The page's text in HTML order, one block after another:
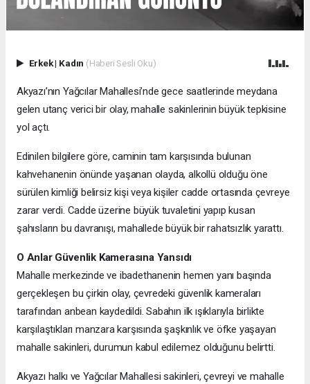
Erkek| Kadın (Haberi Sesli Oku)
Akyazı’nın Yağcılar Mahallesi’nde gece saatlerinde meydana
gelen utanç verici bir olay, mahalle sakinlerinin büyük tepkisine
yol açtı.
Edinilen bilgilere göre, caminin tam karşısında bulunan
kahvehanenin önünde yaşanan olayda, alkollü olduğu öne
sürülen kimliği belirsiz kişi veya kişiler cadde ortasında çevreye
zarar verdi. Cadde üzerine büyük tuvaletini yapıp kusan
şahısların bu davranışı, mahallede büyük bir rahatsızlık yarattı.
O Anlar Güvenlik Kamerasına Yansıdı
Mahalle merkezinde ve ibadethanenin hemen yanı başında
gerçekleşen bu çirkin olay, çevredeki güvenlik kameraları
tarafından anbean kaydedildi. Sabahın ilk ışıklarıyla birlikte
karşılaştıkları manzara karşısında şaşkınlık ve öfke yaşayan
mahalle sakinleri, durumun kabul edilemez olduğunu belirtti.
Akyazı halkı ve Yağcılar Mahallesi sakinleri, çevreyi ve mahalle